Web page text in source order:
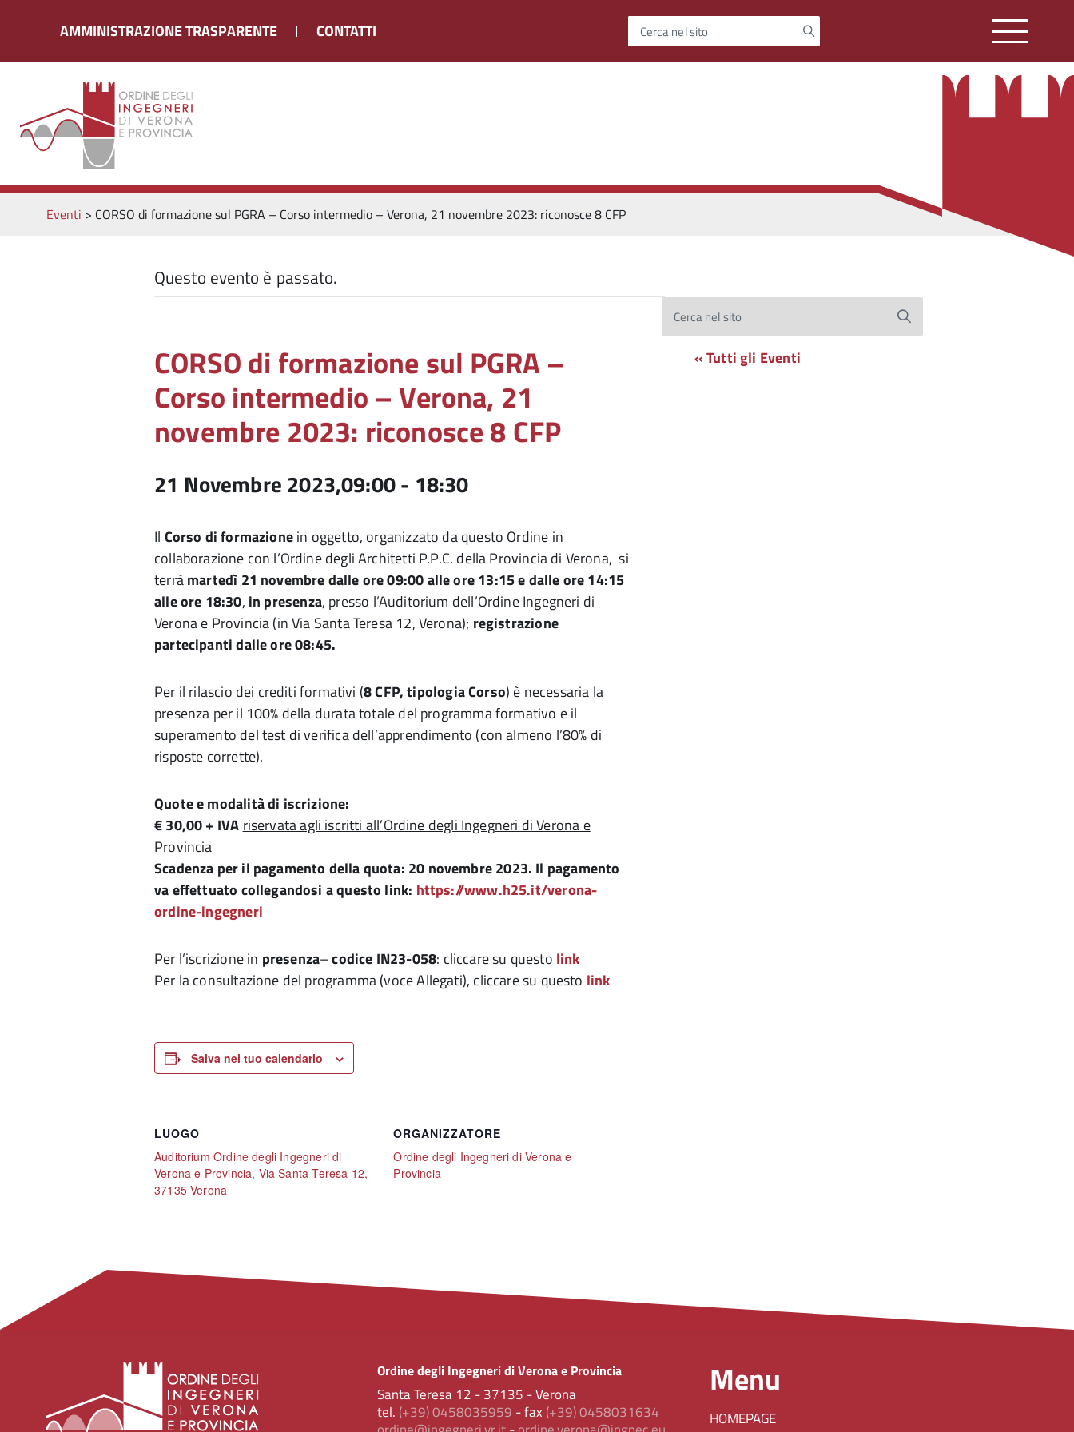
AMMINISTRAZIONE TRASPARENTE CONTATTI Cerca nel sito
Eventi > CORSO di formazione sul PGRA – Corso intermedio – Verona, 21 novembre 2023: riconosce 8 CFP
Questo evento è passato.
CORSO di formazione sul PGRA –
Corso intermedio – Verona, 21
novembre 2023: riconosce 8 CFP
21 Novembre 2023,09:00- 18:30
Il Corso di formazionein oggetto, organizzato da questo Ordine in
collaborazione con l’Ordine degli Architetti P.P.C. della Provincia di Verona, si
terràmartedì 21 novembre dalle ore 09:00 alle ore 13:15 e dalle ore 14:15
alle ore 18:30, in presenza, presso l’Auditorium dell’Ordine Ingegneri di
Verona e Provincia (in Via Santa Teresa 12, Verona); registrazione
partecipanti dalle ore 08:45.
Per il rilascio dei crediti formativi (8 CFP, tipologia Corso) è necessaria la
presenza per il 100% della durata totale del programma formativo e il
superamento del test di verifica dell’apprendimento (con almeno l’80% di
risposte corrette).
Quote e modalità di iscrizione:
€ 30,00 + IVA riservata agli iscritti all’Ordine degli Ingegneri di Verona e
Provincia
Scadenza per il pagamento della quota: 20 novembre 2023. Il pagamento
va effettuato collegandosi a questo link: https://www.h25.it/verona-
ordine-ingegneri
Per l’iscrizione in presenza–codice IN23-058: cliccare su questo link
Per la consultazione del programma (voce Allegati), cliccare su questo link
Salva nel tuo calendario
LUOGO
Auditorium Ordine degli Ingegneri di
Verona e Provincia, Via Santa Teresa 12,
37135 Verona
ORGANIZZATORE
Ordine degli Ingegneri di Verona e
Provincia
Cerca nel sito
« Tutti gli Eventi
Ordine degli Ingegneri di Verona e Provincia
Santa Teresa 12 - 37135 - Verona
tel. (+39) 0458035959 - fax (+39) 0458031634
Menu
HOMEPAGE